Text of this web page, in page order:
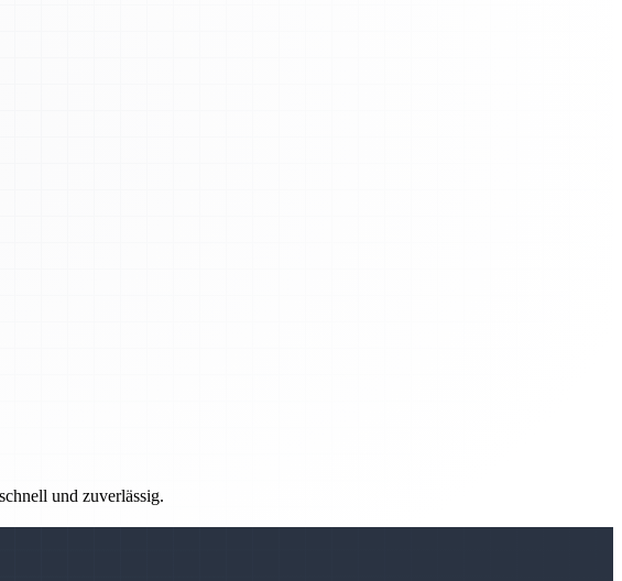
und zuverlässig.